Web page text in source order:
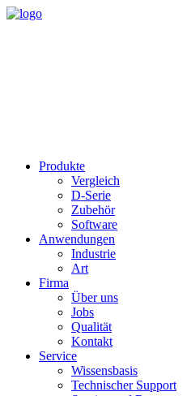
Produkte
Vergleich
D-Serie
Zubehör
Software
Anwendungen
Industrie
Art
Firma
Über uns
Jobs
Qualität
Kontakt
Service
Wissensbasis
Technischer Support